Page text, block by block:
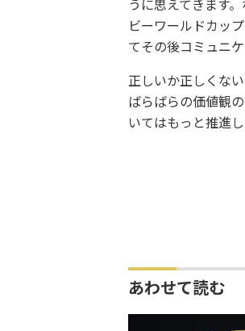
うに思えてきます。
ビーワールドカッ
てその後コミュニ
正しいか正しくな
ばらばらの価値観
いてはもっと推進
あわせて読む